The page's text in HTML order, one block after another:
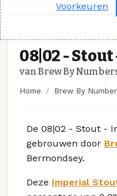
08|02 -
van Brew By
Home Brew By
De 08|02 - Stout -
gebrouwen door
Bermondsey.
Deze Imperial
Voorkeuren